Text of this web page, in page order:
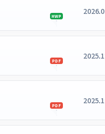
HWP
PDF
PDF